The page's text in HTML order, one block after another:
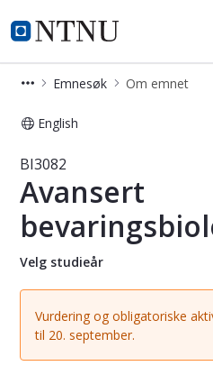
NTNU Hjemmeside
Studier
Emnesøk Om emnet
English
Emne - Avansert
BI3082
Avansert
Velg studieår
Vurdering og obligatoriske
til 20. september.